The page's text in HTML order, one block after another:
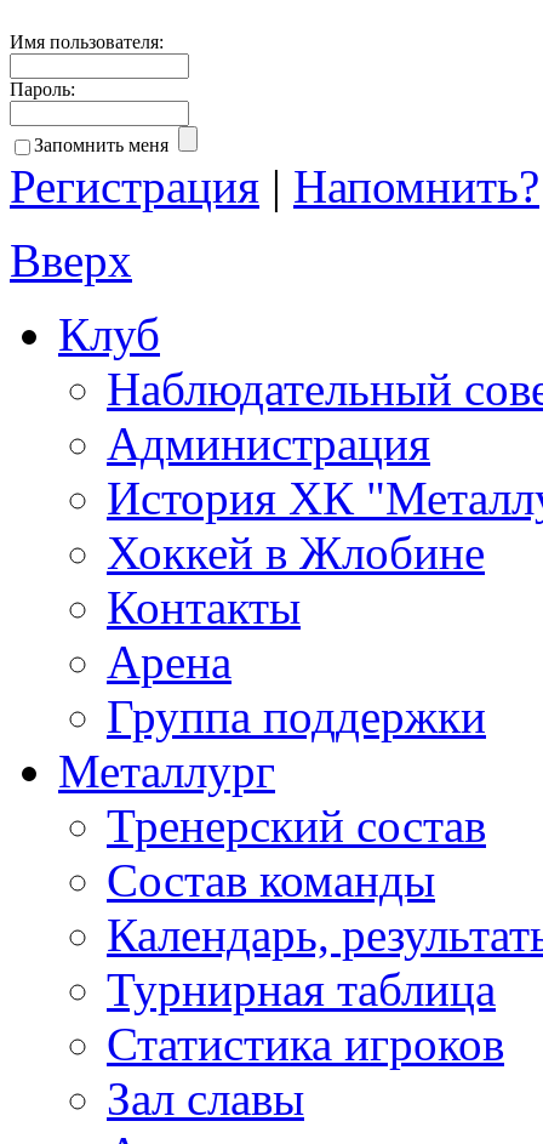
Имя пользователя:
Пароль:
Запомнить меня
Регистрация | Напомнить?
Вверх
Клуб
Наблюдательный
Администрация
История ХК
Хоккей в Жлобине
Контакты
Арена
Группа поддержки
Металлург
Тренерский состав
Состав команды
Календарь,
Турнирная таблица
Статистика игроков
Зал славы